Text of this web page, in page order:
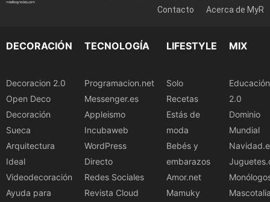
Contacto
Acerca de MyR
DECORACIÓN
Decoracion 2.0
Open Deco
Decoración
Sueca
Arquitectura
Ideal
Videodecoración
Ayuda para
TECNOLOGÍA
Programacion.net
Messenger.es
Appleismo
Incubaweb
WordPress
Directo
Redes Sociales
Revista Cloud
LIFESTYLE
Solo
Recetas
Estás de
moda
Bebés y
embarazos
Amor.net
Mamuky
MIX
Educación
2.0
Dominio
Mundial